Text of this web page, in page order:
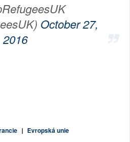
October 27,
2016
| Evropská unie